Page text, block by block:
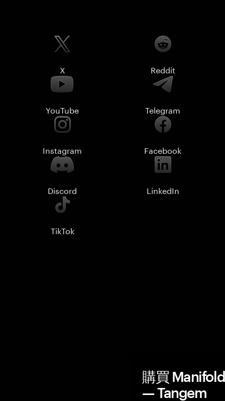
X Reddit
YouTube Telegram
Instagram Facebook
Discord LinkedIn
TikTok
購買
— Tangem